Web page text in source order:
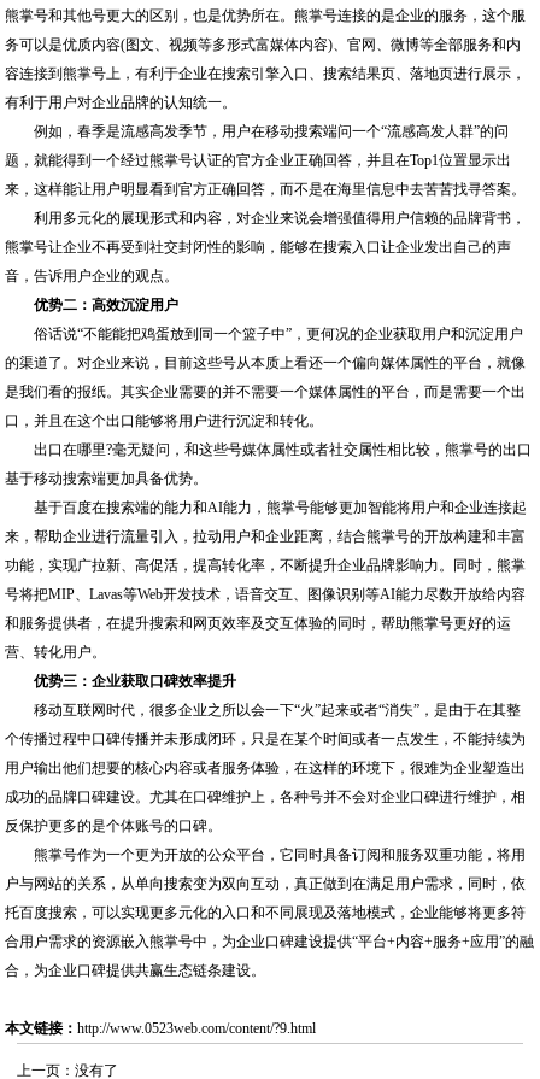
熊掌号和其他号更大的区别，也是优势所在。熊掌号连接的是企业的服务，这个服
务可以是优质内容(图文、视频等多形式富媒体内容)、官网、微博等全部服务和内
容连接到熊掌号上，有利于企业在搜索引擎入口、搜索结果页、落地页进行展示，
有利于用户对企业品牌的认知统一。
例如，春季是流感高发季节，用户在移动搜索端问一个“流感高发人群”的问
题，就能得到一个经过熊掌号认证的官方企业正确回答，并且在Top1位置显示出
来，这样能让用户明显看到官方正确回答，而不是在海里信息中去苦苦找寻答案。
利用多元化的展现形式和内容，对企业来说会增强值得用户信赖的品牌背书，
熊掌号让企业不再受到社交封闭性的影响，能够在搜索入口让企业发出自己的声
音，告诉用户企业的观点。
优势二：高效沉淀用户
俗话说“不能能把鸡蛋放到同一个篮子中”，更何况的企业获取用户和沉淀用户
的渠道了。对企业来说，目前这些号从本质上看还一个偏向媒体属性的平台，就像
是我们看的报纸。其实企业需要的并不需要一个媒体属性的平台，而是需要一个出
口，并且在这个出口能够将用户进行沉淀和转化。
出口在哪里?毫无疑问，和这些号媒体属性或者社交属性相比较，熊掌号的出口
基于移动搜索端更加具备优势。
基于百度在搜索端的能力和AI能力，熊掌号能够更加智能将用户和企业连接起
来，帮助企业进行流量引入，拉动用户和企业距离，结合熊掌号的开放构建和丰富
功能，实现广拉新、高促活，提高转化率，不断提升企业品牌影响力。同时，熊掌
号将把MIP、Lavas等Web开发技术，语音交互、图像识别等AI能力尽数开放给内容
和服务提供者，在提升搜索和网页效率及交互体验的同时，帮助熊掌号更好的运
营、转化用户。
优势三：企业获取口碑效率提升
移动互联网时代，很多企业之所以会一下“火”起来或者“消失”，是由于在其整
个传播过程中口碑传播并未形成闭环，只是在某个时间或者一点发生，不能持续为
用户输出他们想要的核心内容或者服务体验，在这样的环境下，很难为企业塑造出
成功的品牌口碑建设。尤其在口碑维护上，各种号并不会对企业口碑进行维护，相
反保护更多的是个体账号的口碑。
熊掌号作为一个更为开放的公众平台，它同时具备订阅和服务双重功能，将用
户与网站的关系，从单向搜索变为双向互动，真正做到在满足用户需求，同时，依
托百度搜索，可以实现更多元化的入口和不同展现及落地模式，企业能够将更多符
合用户需求的资源嵌入熊掌号中，为企业口碑建设提供“平台+内容+服务+应用”的融
合，为企业口碑提供共赢生态链条建设。
本文链接：http://www.0523web.com/content/?9.html
上一页：没有了